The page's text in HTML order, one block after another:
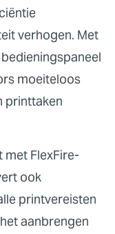
verhogen. Met
moeiteloos
printtaken
met FlexFire-
ook
printvereisten
aanbrengen